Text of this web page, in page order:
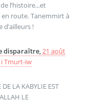
l’histoire...et
en route. Tanemmirt à
!
disparaître,21 août
Tmurt-iw
LA KABYLIE EST
LE